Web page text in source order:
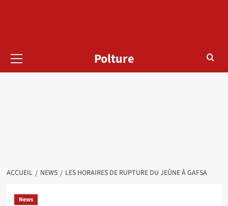
principal
Polture
ACCUEIL NEWS LES HORAIRES DE RUPTURE DU JEÛNE À GAFSA
News